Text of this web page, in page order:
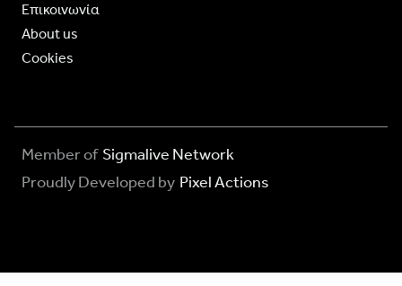
Επικοινωνία
About us
Cookies
Member of Sigmalive Network
Proudly Developed by Pixel Actions